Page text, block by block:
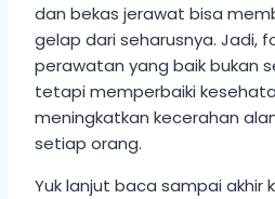
dan bekas jerawat bisa
gelap dari seharusnya. Jadi,
perawatan yang baik bukan
tetapi memperbaiki
meningkatkan kecerahan
setiap orang.
Yuk lanjut baca sampai akhir